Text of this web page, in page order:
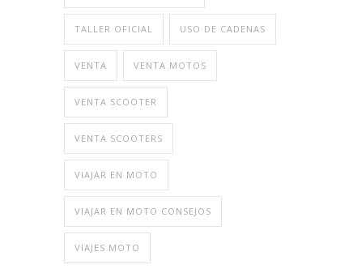
TALLER OFICIAL USO DE CADENAS
VENTA VENTA MOTOS
VENTA SCOOTER
VENTA SCOOTERS
VIAJAR EN MOTO
VIAJAR EN MOTO CONSEJOS
VIAJES MOTO